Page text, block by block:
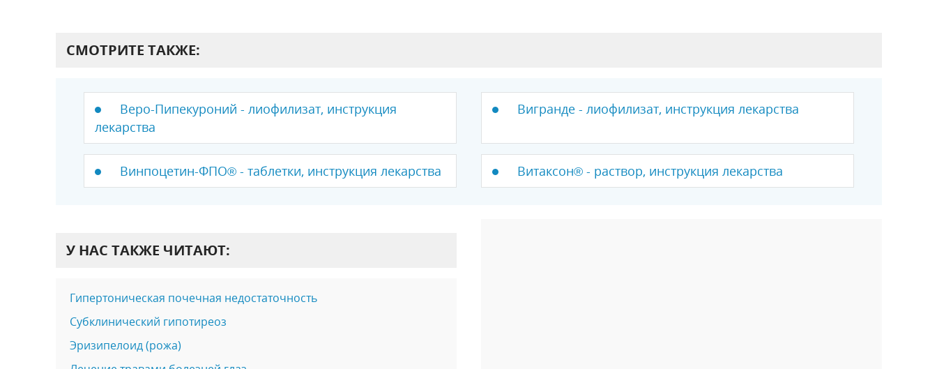
СМОТРИТЕ ТАКЖЕ:
Веро-Пипекуроний - лиофилизат, инструкция
лекарства
Вигранде - лиофилизат, инструкция лекарства
Винпоцетин-ФПО® - таблетки, инструкция лекарства Витаксон® - раствор, инструкция лекарства
У НАС ТАКЖЕ ЧИТАЮТ:
Гипертоническая почечная недостаточность
Субклинический гипотиреоз
Эризипелоид (рожа)